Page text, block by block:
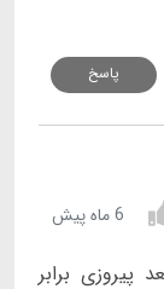
پاسخ
6 ماه پیش
پیروزی برابر